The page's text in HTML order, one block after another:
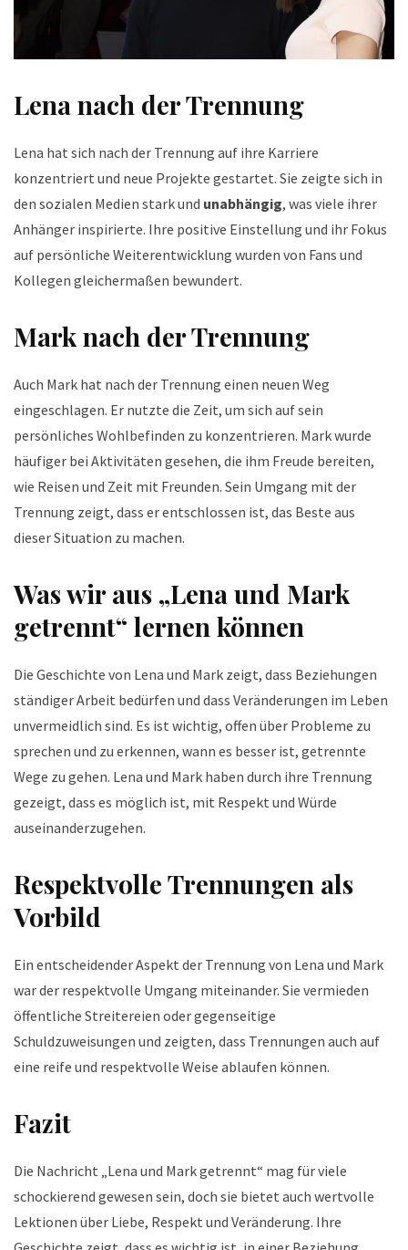
Lena nach der Trennung
Lena hat sich nach der Trennung auf ihre Karriere
konzentriert und neue Projekte gestartet. Sie zeigte sich in
den sozialen Medien stark und unabhängig, was viele ihrer
Anhänger inspirierte. Ihre positive Einstellung und ihr Fokus
auf persönliche Weiterentwicklung wurden von Fans und
Kollegen gleichermaßen bewundert.
Mark nach der Trennung
Auch Mark hat nach der Trennung einen neuen Weg
eingeschlagen. Er nutzte die Zeit, um sich auf sein
persönliches Wohlbefinden zu konzentrieren. Mark wurde
häufiger bei Aktivitäten gesehen, die ihm Freude bereiten,
wie Reisen und Zeit mit Freunden. Sein Umgang mit der
Trennung zeigt, dass er entschlossen ist, das Beste aus
dieser Situation zu machen.
Was wir aus „Lena und Mark
getrennt“ lernen können
Die Geschichte von Lena und Mark zeigt, dass Beziehungen
ständiger Arbeit bedürfen und dass Veränderungen im Leben
unvermeidlich sind. Es ist wichtig, offen über Probleme zu
sprechen und zu erkennen, wann es besser ist, getrennte
Wege zu gehen. Lena und Mark haben durch ihre Trennung
gezeigt, dass es möglich ist, mit Respekt und Würde
auseinanderzugehen.
Respektvolle Trennungen als
Vorbild
Ein entscheidender Aspekt der Trennung von Lena und Mark
war der respektvolle Umgang miteinander. Sie vermieden
öffentliche Streitereien oder gegenseitige
Schuldzuweisungen und zeigten, dass Trennungen auch auf
eine reife und respektvolle Weise ablaufen können.
Fazit
Die Nachricht „Lena und Mark getrennt“ mag für viele
schockierend gewesen sein, doch sie bietet auch wertvolle
Lektionen über Liebe, Respekt und Veränderung. Ihre